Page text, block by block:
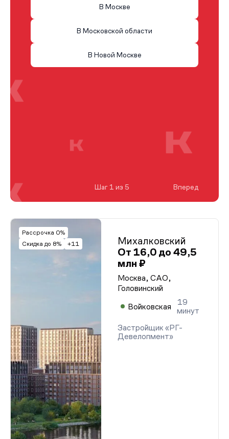
Рассрочка 0%
Скидка до 8%
+11
Михалковский
От 16,0 до 49,5
млн ₽
Москва, САО,
Головинский
Войковская
19
минут
Застройщик «РГ-
Девелопмент»
В Москве
В Московской области
В Новой Москве
Шаг 1 из 5 Вперед